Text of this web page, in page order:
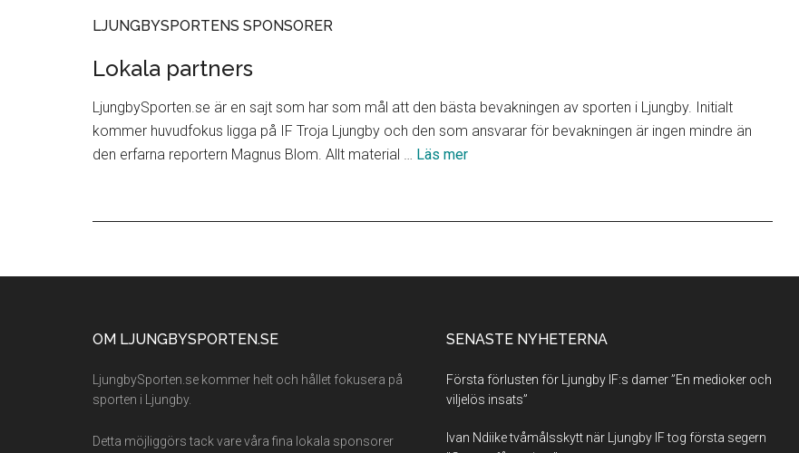
LJUNGBYSPORTENS SPONSORER
Lokala partners
LjungbySporten.se är en sajt som har som mål att den bästa bevakningen av sporten i Ljungby. Initialt
kommer huvudfokus ligga på IF Troja Ljungby och den som ansvarar för bevakningen är ingen mindre än
den erfarna reportern Magnus Blom. Allt material … Läs merom
OM LJUNGBYSPORTEN.SE
LjungbySporten.se kommer helt och hållet fokusera på
sporten i Ljungby.
Detta möjliggörs tack vare våra fina lokala sponsorer
SENASTE NYHETERNA
Första förlusten för Ljungby IF:s damer ”En medioker och
viljelös insats”
Ivan Ndiike tvåmålsskytt när Ljungby IF tog första segern